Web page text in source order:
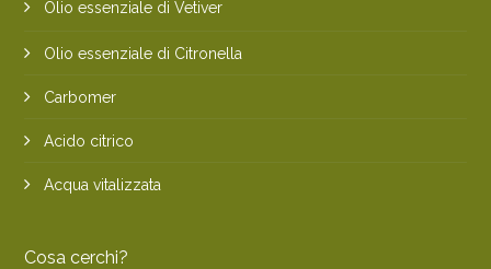
Olio essenziale di Vetiver
Olio essenziale di Citronella
Carbomer
Acido citrico
Acqua vitalizzata
Cosa cerchi?